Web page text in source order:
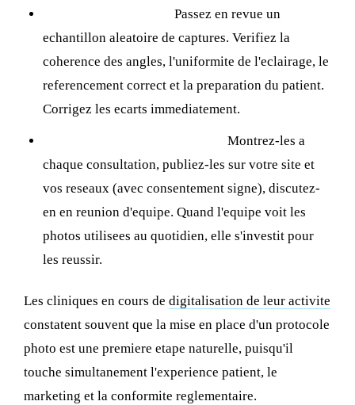
Passez en revue un
echantillon aleatoire de captures. Verifiez la
coherence des angles, l'uniformite de l'eclairage, le
referencement correct et la preparation du patient.
Corrigez les ecarts immediatement.
Montrez-les a
chaque consultation, publiez-les sur votre site et
vos reseaux (avec consentement signe), discutez-
en en reunion d'equipe. Quand l'equipe voit les
photos utilisees au quotidien, elle s'investit pour
les reussir.
Les cliniques en cours de digitalisation de leur activite
constatent souvent que la mise en place d'un protocole
photo est une premiere etape naturelle, puisqu'il
touche simultanement l'experience patient, le
marketing et la conformite reglementaire.